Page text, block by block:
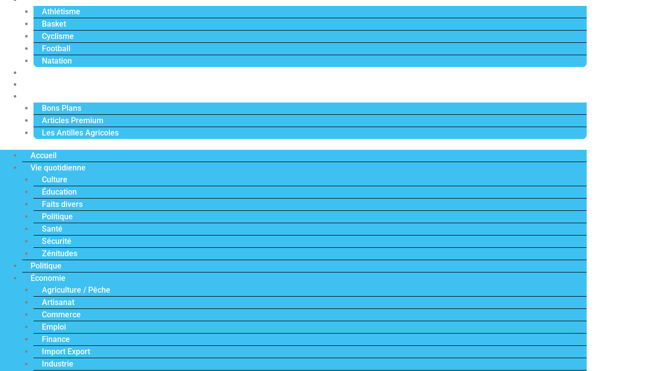
Athlétisme
Basket
Cyclisme
Football
Natation
Bons Plans
Articles Premium
Les Antilles Agricoles
Accueil
Vie quotidienne
Culture
Éducation
Faits divers
Politique
Santé
Sécurité
Zénitudes
Politique
Économie
Agriculture / Pêche
Artisanat
Commerce
Emploi
Finance
Import Export
Industrie